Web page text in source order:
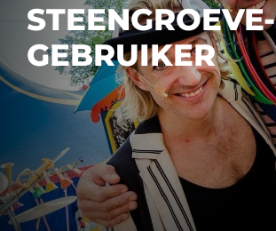
STEENGROEVE-
GEBRUIKER